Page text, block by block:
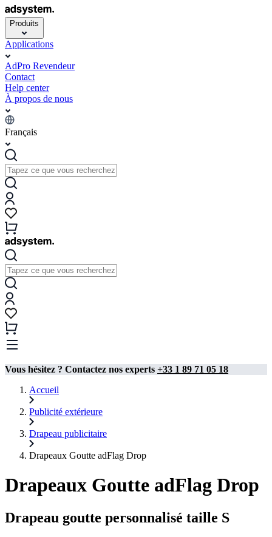
Produits
Applications
AdPro Revendeur
Contact
Help center
À propos de nous
Français
Vous hésitez ? Contactez nos experts +33 1 89 71 05 18
Accueil
Publicité extérieure
Drapeau publicitaire​
Drapeaux Goutte adFlag Drop
Drapeaux Goutte adFlag Drop
Drapeau goutte personnalisé taille S